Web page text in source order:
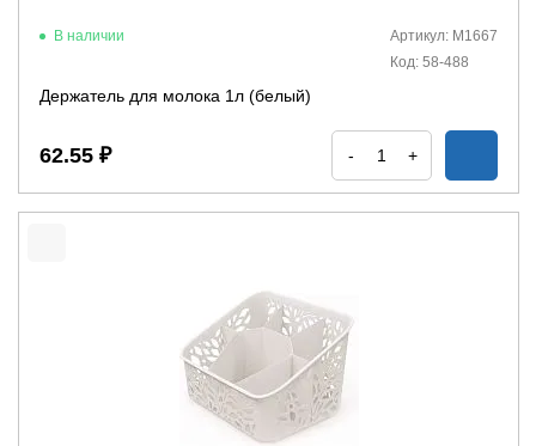
В наличии
Артикул: М1667
Код: 58-488
Держатель для молока 1л (белый)
62.55 ₽ - +